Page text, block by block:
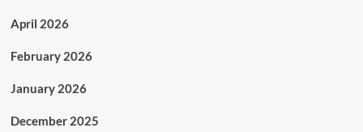
April 2026
February 2026
January 2026
December 2025